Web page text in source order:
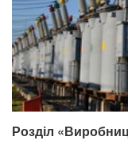
Розділ